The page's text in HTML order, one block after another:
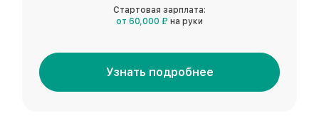
Стартовая зарплата:
от 60,000 ₽ на руки
Узнать подробнее